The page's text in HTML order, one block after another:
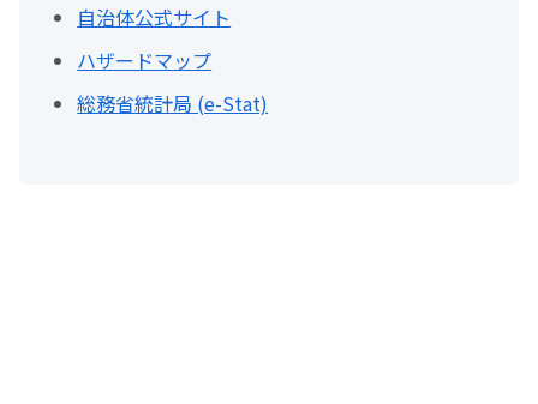
自治体公式サイト
ハザードマップ
総務省統計局 (e-Stat)